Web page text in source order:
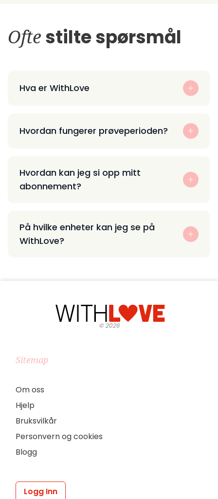
Ofte stilte spørsmål
Hva er WithLove
Hvordan fungerer prøveperioden?
Hvordan kan jeg si opp mitt
abonnement?
På hvilke enheter kan jeg se på
WithLove?
©2026
Sitemap
Om oss
Hjelp
Bruksvilkår
Personvern og cookies
Blogg
Logg Inn